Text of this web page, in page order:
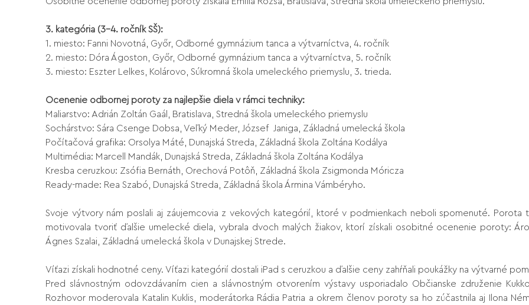
3. kategória (3-4. ročník SŠ):
1. miesto: Fanni Novotná, Győr, Odborné gymnázium tanca a výtvarníctva, 4. ročník
2. miesto: Dóra Ágoston, Győr, Odborné gymnázium tanca a výtvarníctva, 5. ročník
3. miesto: Eszter Lelkes, Kolárovo, Súkromná škola umeleckého priemyslu, 3. trieda.
Ocenenie odbornej poroty za najlepšie diela v rámci techniky:
Maliarstvo: Adrián Zoltán Gaál, Bratislava, Stredná škola umeleckého priemyslu
Sochárstvo: Sára Csenge Dobsa, Veľký Meder, József Janiga, Základná umelecká škola
Počítačová grafika: Orsolya Máté, Dunajská Streda, Základná škola Zoltána Kodálya
Multimédia: Marcell Mandák, Dunajská Streda, Základná škola Zoltána Kodálya
Kresba ceruzkou: Zsófia Bernáth, Orechová Potôň, Základná škola Zsigmonda Móricza
Ready-made: Rea Szabó, Dunajská Streda, Základná škola Ármina Vámbéryho.
Svoje výtvory nám poslali aj záujemcovia z vekových kategórií, ktoré v podmienkach neboli spomenuté.
motivovala tvoriť ďalšie umelecké diela, vybrala dvoch malých žiakov, ktorí získali osobitné ocenenie poroty:
Ágnes Szalai, Základná umelecká škola v Dunajskej Strede.
Víťazi získali hodnotné ceny. Víťazi kategórií dostali iPad s ceruzkou a ďalšie ceny zahŕňali poukážky na výtvarné
Pred slávnostným odovzdávaním cien a slávnostným otvorením výstavy usporiadalo Občianske združenie
Rozhovor moderovala Katalin Kuklis, moderátorka Rádia Patria a okrem členov poroty sa ho zúčastnila aj Ilona